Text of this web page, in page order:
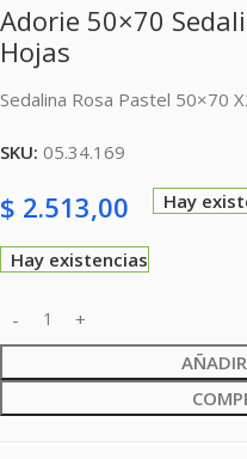
Adorie 50×70
Hojas
Sedalina Rosa Pastel 50×70
SKU: 05.34.169
$ 2.513,00 Hay
Hay existencias